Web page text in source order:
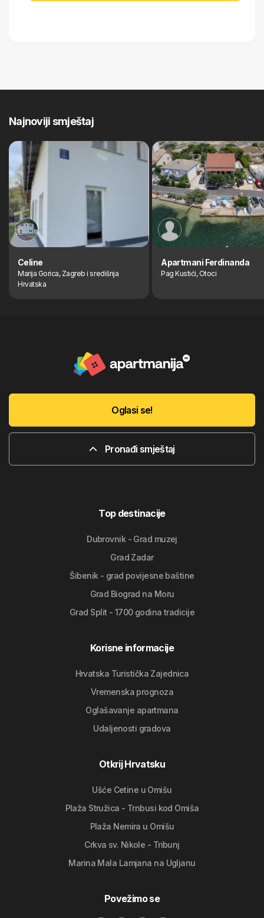
Najnoviji smještaj
Celine
Marija Gorica, Zagreb i središnja
Hrvatska
Apartmani Ferdinanda
Pag Kustići, Otoci
Oglasi se!
Pronađi smještaj
Top destinacije
Dubrovnik - Grad muzej
Grad Zadar
Šibenik - grad povijesne baštine
Grad Biograd na Moru
Grad Split - 1700 godina tradicije
Korisne informacije
Hrvatska Turistička Zajednica
Vremenska prognoza
Oglašavanje apartmana
Udaljenosti gradova
Otkrij Hrvatsku
Ušće Cetine u Omišu
Plaža Stružica - Trnbusi kod Omiša
Plaža Nemira u Omišu
Crkva sv. Nikole - Tribunj
Marina Mala Lamjana na Ugljanu
Povežimo se